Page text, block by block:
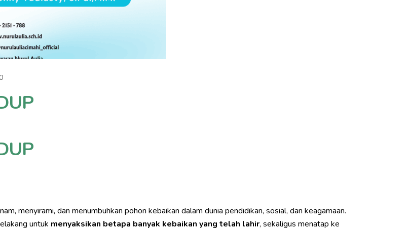
0
menyirami, dan menumbuhkan pohon kebaikan dalam dunia pendidikan, sosial, dan keagamaan.
untuk menyaksikan betapa banyak kebaikan yang telah lahir, sekaligus menatap ke